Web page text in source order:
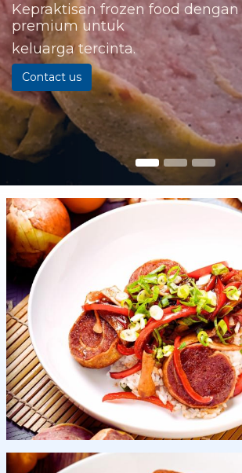
Kepraktisan frozen food dengan
premium untuk
keluarga tercinta.
Contact us